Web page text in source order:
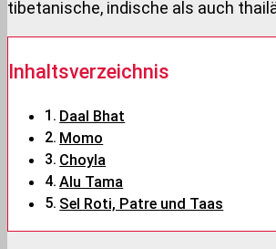
tibetanische, indische als auch
Inhaltsverzeichnis
Daal Bhat
Momo
Choyla
Alu Tama
Sel Roti, Patre und Taas